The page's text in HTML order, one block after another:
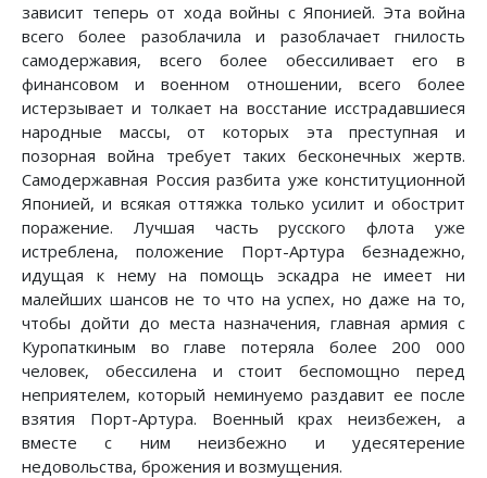
зависит теперь от хода войны с Японией. Эта война
всего более разоблачила и разоблачает гнилость
самодержавия, всего более обессиливает его в
финансовом и военном отношении, всего более
истерзывает и толкает на восстание исстрадавшиеся
народные массы, от которых эта преступная и
позорная война требует таких бесконечных жертв.
Самодержавная Россия разбита уже конституционной
Японией, и всякая оттяжка только усилит и обострит
поражение. Лучшая часть русского флота уже
истреблена, положение Порт-Артура безнадежно,
идущая к нему на помощь эскадра не имеет ни
малейших шансов не то что на успех, но даже на то,
чтобы дойти до места назначения, главная армия с
Куропаткиным во главе потеряла более 200 000
человек, обессилена и стоит беспомощно перед
неприятелем, который неминуемо раздавит ее после
взятия Порт-Артура. Военный крах неизбежен, а
вместе с ним неизбежно и удесятерение
недовольства, брожения и возмущения.